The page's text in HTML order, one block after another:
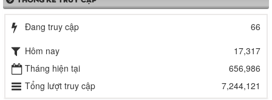
Đang truy cập
66
Hôm nay
17,317
Tháng hiện tại
656,986
Tổng lượt truy cập
7,244,121